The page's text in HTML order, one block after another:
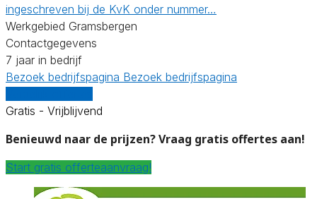
ingeschreven bij de KvK onder nummer…
Werkgebied Gramsbergen
Contactgegevens
7 jaar in bedrijf
Bezoek bedrijfspagina Bezoek bedrijfspagina
Gratis - Vrijblijvend
Benieuwd naar de prijzen? Vraag gratis offertes aan!
Start gratis offerteaanvraag!